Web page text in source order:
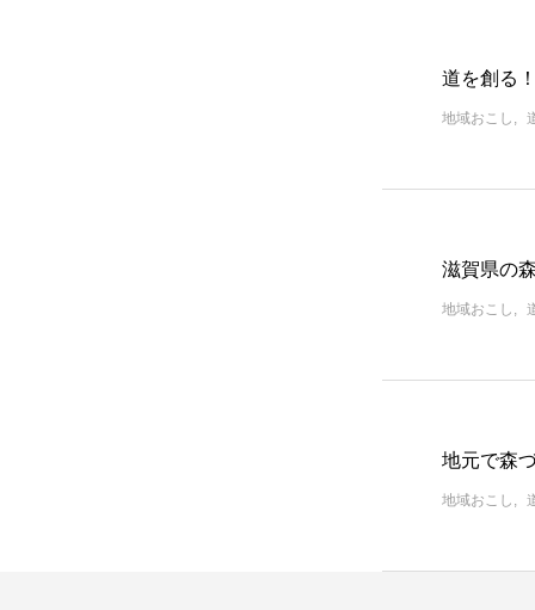
道を創る
地域おこし
滋賀県の
地域おこし
地元で森
地域おこし